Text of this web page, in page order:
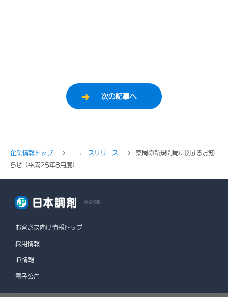
次の記事へ
企業情報トップ ニュースリリース
薬局の新規開局に関するお知
らせ（平成25年8月度）
企業情報
お客さま向け情報トップ
採用情報
IR情報
電子公告